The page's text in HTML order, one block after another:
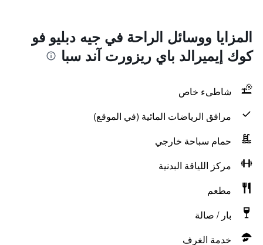
المزايا ووسائل الراحة في جيه دبليو فو
كوك إيميرالد باي ريزورت آند سبا
شاطىء خاص
مرافق الرياضات المائية (في الموقع)
حمام سباحة خارجي
مركز اللياقة البدنية
مطعم
بار / صالة
خدمة الغرف